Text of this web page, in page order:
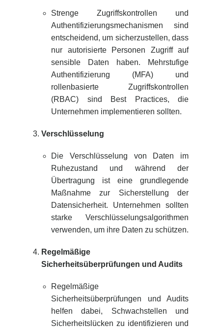
Strenge Zugriffskontrollen und
Authentifizierungsmechanismen sind
entscheidend, um sicherzustellen, dass
nur autorisierte Personen Zugriff auf
sensible Daten haben. Mehrstufige
Authentifizierung (MFA) und
rollenbasierte Zugriffskontrollen
(RBAC) sind Best Practices, die
Unternehmen implementieren sollten.
Verschlüsselung
Die Verschlüsselung von Daten im
Ruhezustand und während der
Übertragung ist eine grundlegende
Maßnahme zur Sicherstellung der
Datensicherheit. Unternehmen sollten
starke Verschlüsselungsalgorithmen
verwenden, um ihre Daten zu schützen.
Regelmäßige
Sicherheitsüberprüfungen und Audits
Regelmäßige
Sicherheitsüberprüfungen und Audits
helfen dabei, Schwachstellen und
Sicherheitslücken zu identifizieren und